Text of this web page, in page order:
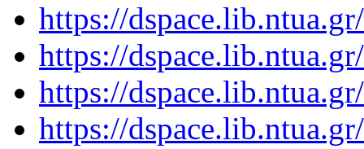
https://
https://
https://
https://